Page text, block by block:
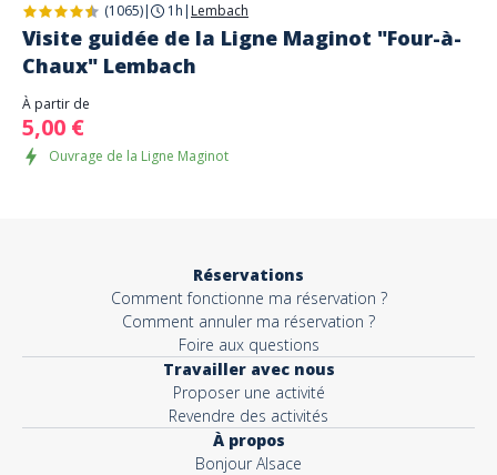
(1065)| 1h | Lembach
Visite guidée de la Ligne Maginot "Four-à-
Chaux" Lembach
À partir de
5,00 €
Ouvrage de la Ligne Maginot
Réservations
Comment fonctionne ma réservation ?
Comment annuler ma réservation ?
Foire aux questions
Travailler avec nous
Proposer une activité
Revendre des activités
À propos
Bonjour Alsace